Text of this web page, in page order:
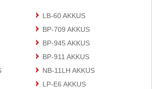
LB-60 AKKUS
BP-709 AKKUS
BP-945 AKKUS
BP-911 AKKUS
NB-11LH AKKUS
LP-E6 AKKUS